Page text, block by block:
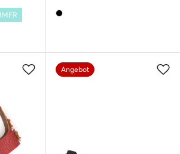
Angebot